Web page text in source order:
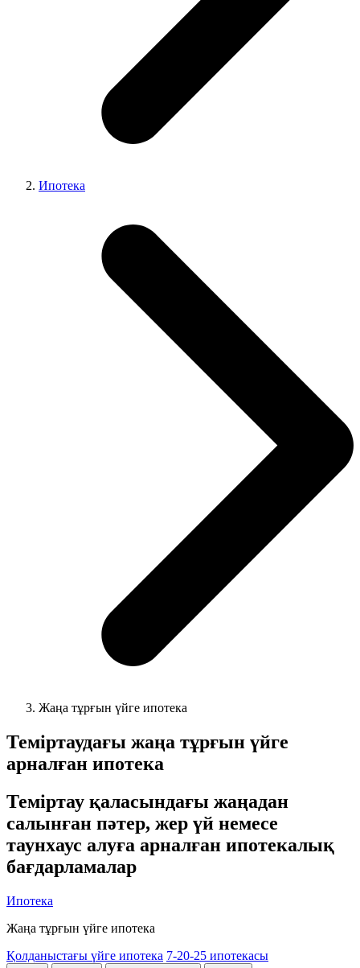
Ипотека
Жаңа тұрғын үйге ипотека
Теміртаудағы жаңа тұрғын үйге
арналған ипотека
Теміртау қаласындағы жаңадан
салынған пәтер, жер үй немесе
таунхаус алуға арналған ипотекалық
бағдарламалар
Ипотека
Жаңа тұрғын үйге ипотека
Қолданыстағы үйге ипотека 7-20-25 ипотекасы